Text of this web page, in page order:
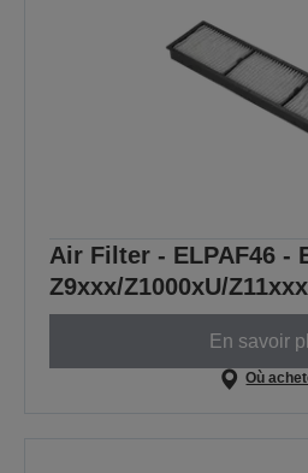
Air Filter - ELPAF46 -
Z9xxx/Z1000xU/Z11xxx
En savoir
Où